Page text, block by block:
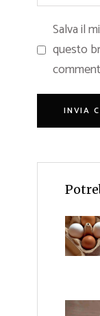
Salva il
questo